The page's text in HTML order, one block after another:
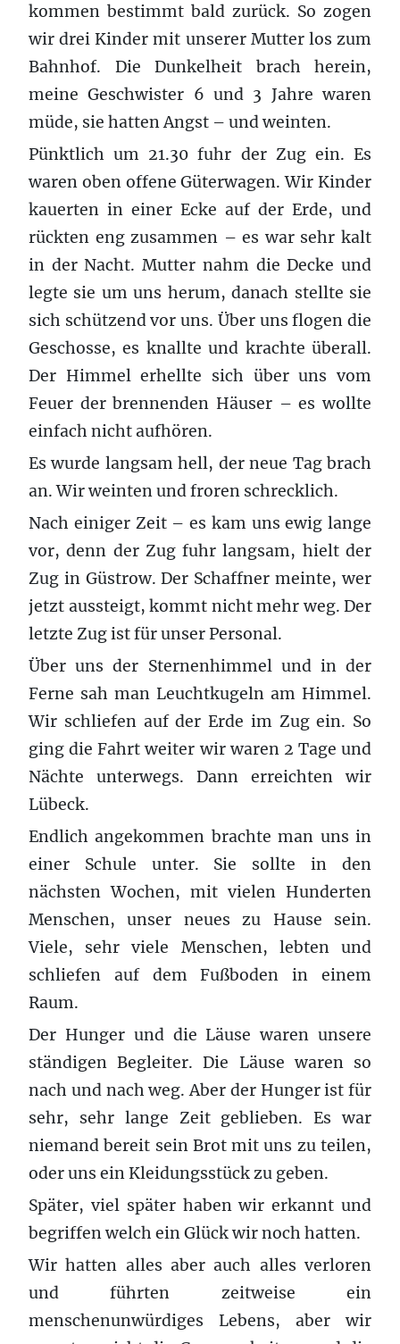
kommen bestimmt bald zurück. So zogen
wir drei Kinder mit unserer Mutter los zum
Bahnhof. Die Dunkelheit brach herein,
meine Geschwister 6 und 3 Jahre waren
müde, sie hatten Angst – und weinten.
Pünktlich um 21.30 fuhr der Zug ein. Es
waren oben offene Güterwagen. Wir Kinder
kauerten in einer Ecke auf der Erde, und
rückten eng zusammen – es war sehr kalt
in der Nacht. Mutter nahm die Decke und
legte sie um uns herum, danach stellte sie
sich schützend vor uns. Über uns flogen die
Geschosse, es knallte und krachte überall.
Der Himmel erhellte sich über uns vom
Feuer der brennenden Häuser – es wollte
einfach nicht aufhören.
Es wurde langsam hell, der neue Tag brach
an. Wir weinten und froren schrecklich.
Nach einiger Zeit – es kam uns ewig lange
vor, denn der Zug fuhr langsam, hielt der
Zug in Güstrow. Der Schaffner meinte, wer
jetzt aussteigt, kommt nicht mehr weg. Der
letzte Zug ist für unser Personal.
Über uns der Sternenhimmel und in der
Ferne sah man Leuchtkugeln am Himmel.
Wir schliefen auf der Erde im Zug ein. So
ging die Fahrt weiter wir waren 2 Tage und
Nächte unterwegs. Dann erreichten wir
Lübeck.
Endlich angekommen brachte man uns in
einer Schule unter. Sie sollte in den
nächsten Wochen, mit vielen Hunderten
Menschen, unser neues zu Hause sein.
Viele, sehr viele Menschen, lebten und
schliefen auf dem Fußboden in einem
Raum.
Der Hunger und die Läuse waren unsere
ständigen Begleiter. Die Läuse waren so
nach und nach weg. Aber der Hunger ist für
sehr, sehr lange Zeit geblieben. Es war
niemand bereit sein Brot mit uns zu teilen,
oder uns ein Kleidungsstück zu geben.
Später, viel später haben wir erkannt und
begriffen welch ein Glück wir noch hatten.
Wir hatten alles aber auch alles verloren
und führten zeitweise ein
menschenunwürdiges Lebens, aber wir